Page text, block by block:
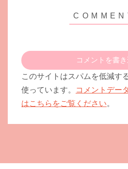
コメントを書
このサイトはスパムを低減す
使っています。
コメントデー
はこちらをご覧ください。